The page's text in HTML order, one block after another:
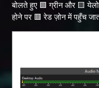
बोलते हुए 🟩 ग्रीन और 🟨
होने पर 🟥 रेड ज़ोन में पहुँच